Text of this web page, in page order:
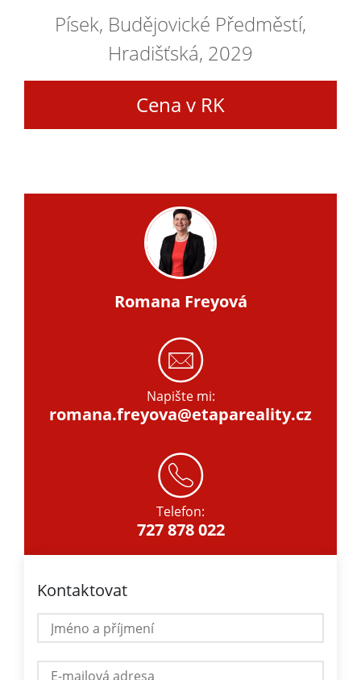
Písek, Budějovické Předměstí,
Hradišťská, 2029
Cena v RK
Romana Freyová
Napište mi:
romana.freyova@etapareality.cz
Telefon:
727 878 022
Kontaktovat